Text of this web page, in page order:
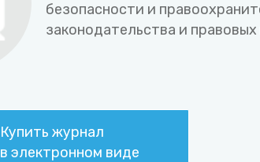
безопасности и
законодательства и
Купить журнал
в электронном виде